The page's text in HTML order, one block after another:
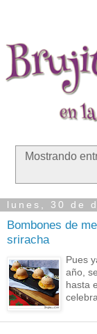
Mostrando
lunes, 30 de
Bombones de
sriracha
Pues
año,
hasta